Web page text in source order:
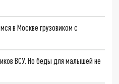
в Москве грузовиком с
ВСУ. Но беды для малышей не